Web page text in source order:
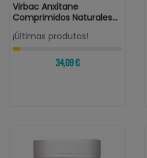
Virbac Anxitane
Comprimidos Naturales
Para Combatir...
¡Últimas produtos!
34,09 €